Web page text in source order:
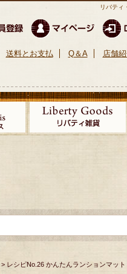
リバティ
送料とお支払 Q＆A 店舗
> レシピNo.26 かんたんランションマット